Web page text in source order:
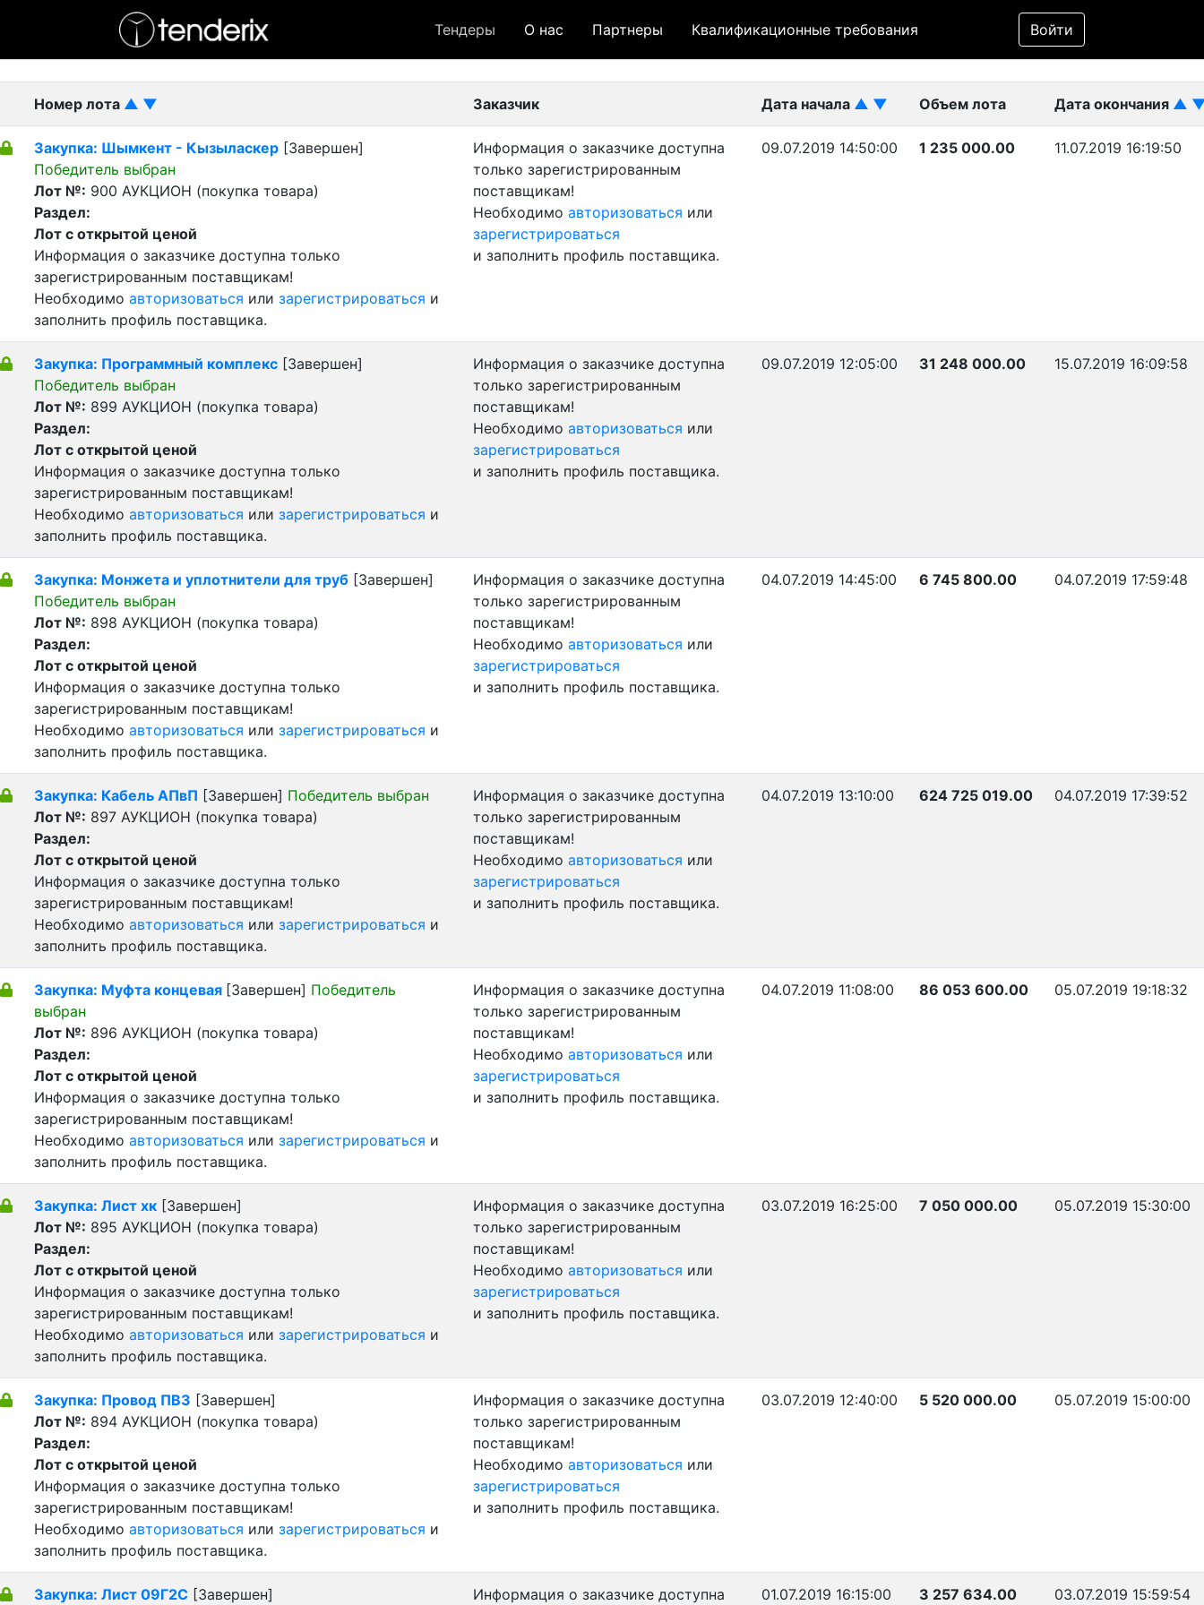
Тендеры О нас Партнеры Квалификационные требования Войти
Фильтр
- Завершенный лот
Номер лота ▲ ▼ Заказчик Дата начала ▲ ▼ Объем лота Дата окончания ▲
Закупка: Шымкент - Кызыласкер [Завершен]
Победитель выбран
Лот №: 900 АУКЦИОН (покупка товара)
Раздел:
Лот с открытой ценой
Информация о заказчике доступна только
зарегистрированным поставщикам!
Необходимо авторизоваться или зарегистрироваться и
заполнить профиль поставщика.
Информация о заказчике доступна
только зарегистрированным
поставщикам!
Необходимо авторизоваться или
зарегистрироваться
и заполнить профиль поставщика.
09.07.2019 14:50:00 1 235 000.00 11.07.2019 16:19:50
Закупка: Программный комплекс [Завершен]
Победитель выбран
Лот №: 899 АУКЦИОН (покупка товара)
Раздел:
Лот с открытой ценой
Информация о заказчике доступна только
зарегистрированным поставщикам!
Необходимо авторизоваться или зарегистрироваться и
заполнить профиль поставщика.
Информация о заказчике доступна
только зарегистрированным
поставщикам!
Необходимо авторизоваться или
зарегистрироваться
и заполнить профиль поставщика.
09.07.2019 12:05:00 31 248 000.00 15.07.2019 16:09:58
Закупка: Монжета и уплотнители для труб [Завершен]
Победитель выбран
Лот №: 898 АУКЦИОН (покупка товара)
Раздел:
Лот с открытой ценой
Информация о заказчике доступна только
зарегистрированным поставщикам!
Необходимо авторизоваться или зарегистрироваться и
заполнить профиль поставщика.
Информация о заказчике доступна
только зарегистрированным
поставщикам!
Необходимо авторизоваться или
зарегистрироваться
и заполнить профиль поставщика.
04.07.2019 14:45:00 6 745 800.00 04.07.2019 17:59:48
Закупка: Кабель АПвП [Завершен] Победитель выбран
Лот №: 897 АУКЦИОН (покупка товара)
Раздел:
Лот с открытой ценой
Информация о заказчике доступна только
зарегистрированным поставщикам!
Необходимо авторизоваться или зарегистрироваться и
заполнить профиль поставщика.
Информация о заказчике доступна
только зарегистрированным
поставщикам!
Необходимо авторизоваться или
зарегистрироваться
и заполнить профиль поставщика.
04.07.2019 13:10:00 624 725 019.00 04.07.2019 17:39:52
Закупка: Муфта концевая [Завершен] Победитель
выбран
Лот №: 896 АУКЦИОН (покупка товара)
Раздел:
Лот с открытой ценой
Информация о заказчике доступна только
зарегистрированным поставщикам!
Необходимо авторизоваться или зарегистрироваться и
заполнить профиль поставщика.
Информация о заказчике доступна
только зарегистрированным
поставщикам!
Необходимо авторизоваться или
зарегистрироваться
и заполнить профиль поставщика.
04.07.2019 11:08:00 86 053 600.00 05.07.2019 19:18:32
Закупка: Лист хк [Завершен]
Лот №: 895 АУКЦИОН (покупка товара)
Раздел:
Лот с открытой ценой
Информация о заказчике доступна только
зарегистрированным поставщикам!
Необходимо авторизоваться или зарегистрироваться и
заполнить профиль поставщика.
Информация о заказчике доступна
только зарегистрированным
поставщикам!
Необходимо авторизоваться или
зарегистрироваться
и заполнить профиль поставщика.
03.07.2019 16:25:00 7 050 000.00 05.07.2019 15:30:00
Закупка: Провод ПВ3 [Завершен]
Лот №: 894 АУКЦИОН (покупка товара)
Раздел:
Лот с открытой ценой
Информация о заказчике доступна только
зарегистрированным поставщикам!
Необходимо авторизоваться или зарегистрироваться и
заполнить профиль поставщика.
Информация о заказчике доступна
только зарегистрированным
поставщикам!
Необходимо авторизоваться или
зарегистрироваться
и заполнить профиль поставщика.
03.07.2019 12:40:00 5 520 000.00 05.07.2019 15:00:00
Закупка: Лист 09Г2С [Завершен] Информация о заказчике доступна 01.07.2019 16:15:00 3 257 634.00 03.07.2019 15:59:54